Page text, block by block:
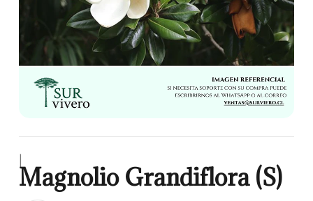
Magnolio Grandiflora (S)